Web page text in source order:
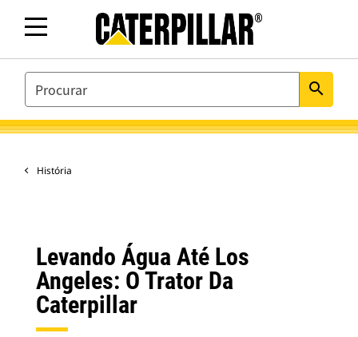
SEARCH search
História
Levando Água Até Los
Angeles: O Trator Da
Caterpillar